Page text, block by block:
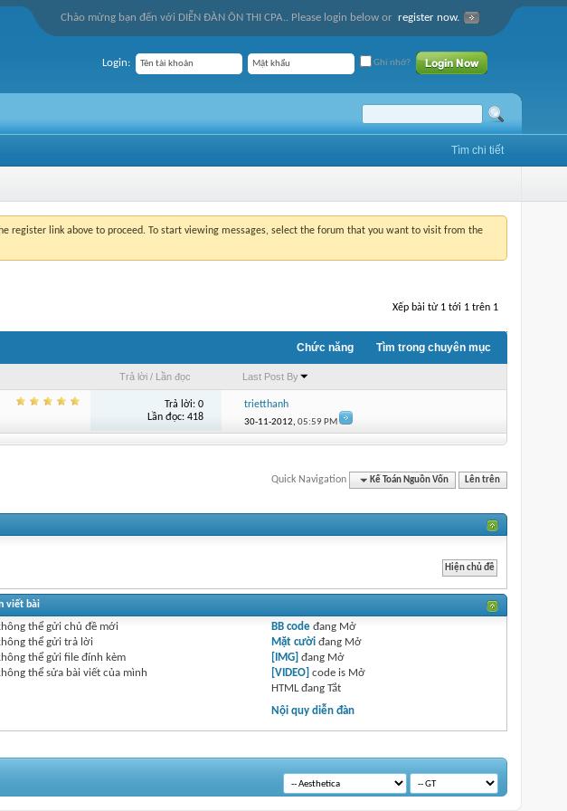
Chào mừng bạn đến với DIỄN ĐÀN ÔN THI CPA.. Please login below or register now.
Login: Ghi nhớ?
Tìm chi tiết
register link above to proceed. To start viewing messages, select the forum that you want to visit from the
Xếp bài từ 1 tới 1 trên 1
Chức năng Tìm trong chuyên mục
Trả lời / Lần đọc Last Post By
Trả lời:0
Lần đọc: 418
trietthanh
30-11-2012, 05:59 PM
Quick Navigation Kế Toán Nguồn Vốn Lên trên
viết bài
thể gửi chủ đề mới
thể gửi trả lời
thể gửi file đính kèm
thể sửa bài viết của mình
BB code đang Mở
Mặt cười đang Mở
[IMG] đang Mở
[VIDEO] code is Mở
HTML đangTắt
Nội quy diễn đàn